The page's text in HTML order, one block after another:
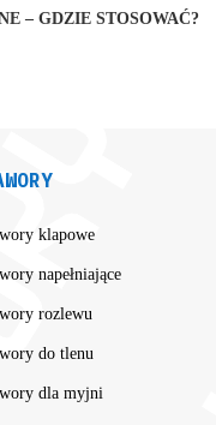
– GDZIE STOSOWAĆ?
klapowe
napełniające
rozlewu
do tlenu
dla myjni